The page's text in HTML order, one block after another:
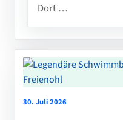
Dort …
30. Juli 2026